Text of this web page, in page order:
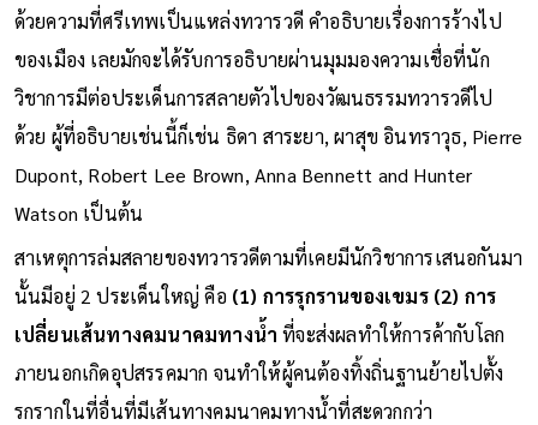
ด้วยความที่ศรีเทพเป็นแหล่งทวารวดี คำอธิบายเรื่องการร้างไป
ของเมือง เลยมักจะได้รับการอธิบายผ่านมุมมองความเชื่อที่นัก
วิชาการมีต่อประเด็นการสลายตัวไปของวัฒนธรรมทวารวดีไป
ด้วย ผู้ที่อธิบายเช่นนี้ก็เช่น ธิดา สาระยา, ผาสุข อินทราวุธ, Pierre
Dupont, Robert Lee Brown, Anna Bennett and Hunter
Watson เป็นต้น
สาเหตุการล่มสลายของทวารวดีตามที่เคยมีนักวิชาการเสนอกันมา
นั้นมีอยู่ 2 ประเด็นใหญ่ คือ (1) การรุกรานของเขมร (2) การ
เปลี่ยนเส้นทางคมนาคมทางน้ำ ที่จะส่งผลทำให้การค้ากับโลก
ภายนอกเกิดอุปสรรคมาก จนทำให้ผู้คนต้องทิ้งถิ่นฐานย้ายไปตั้ง
รกรากในที่อื่นที่มีเส้นทางคมนาคมทางน้ำที่สะดวกกว่า